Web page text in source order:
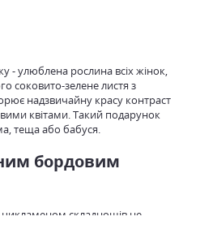
улюблена рослина всіх жінок,
соковито-зелене листя з
надзвичайну красу контраст
квітами. Такий подарунок
теща або бабуся.
бордовим
складнощів не